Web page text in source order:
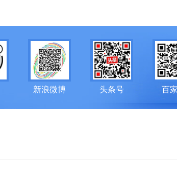
新浪微博 头条号 百